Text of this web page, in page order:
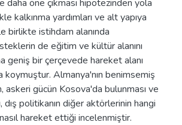
daha öne çıkması hipotezinden yola
kalkınma yardımları ve alt yapıya
birlikte istihdam alanında
de eğitim ve kültür alanını
geniş bir çerçevede hareket alanı
Almanya'nın benimsemiş
askeri gücün Kosova'da bulunması ve
dış politikanın diğer aktörlerinin hangi
hareket ettiği incelenmiştir.